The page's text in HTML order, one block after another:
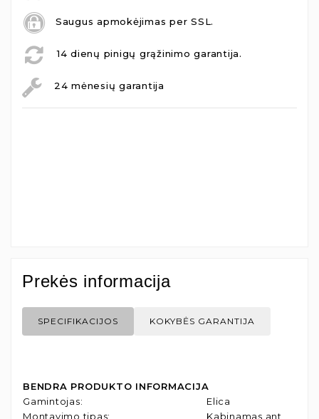
Saugus apmokėjimas per SSL.
14 dienų pinigų grąžinimo garantija.
24 mėnesių garantija
Prekės informacija
SPECIFIKACIJOS KOKYBĖS GARANTIJA
BENDRA PRODUKTO INFORMACIJA
Gamintojas:
Elica
Montavimo tipas: Kabinamas ant